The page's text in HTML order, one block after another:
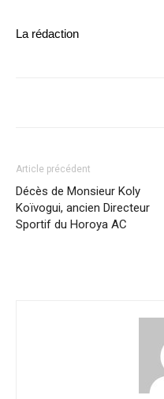
La rédaction
Article précédent
Décès de Monsieur Koly
Koïvogui, ancien Directeur
Sportif du Horoya AC